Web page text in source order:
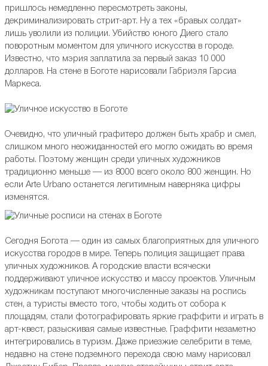
пришлось немедленно пересмотреть законы,
декриминализировать стрит-арт. Ну а тех «бравых солдат»
лишь уволили из полиции. Убийство юного Диего стало
поворотным моментом для уличного искусства в городе.
Известно, что мэрия заплатила за первый заказ 10 000
долларов. На стене в Боготе нарисовали Габриэля Гарсиа
Маркеса.
Очевидно, что уличный графитеро должен быть храбр и смел,
слишком много неожиданностей его могло ожидать во время
работы. Поэтому женщин среди уличных художников
традиционно меньше — из 8000 всего около 800 женщин. Но
если Arte Urbano останется легитимным наверняка цифры
изменятся.
Сегодня Богота — один из самых благоприятных для уличного
искусства городов в мире. Теперь полиция защищает права
уличных художников. А городские власти всячески
поддерживают уличное искусство и массу проектов. Уличным
художникам поступают многочисленные заказы на роспись
стен, а туристы вместо того, чтобы ходить от собора к
площадям, стали фотографировать яркие граффити и играть в
арт-квест, разыскивая самые известные. Граффити незаметно
интегрировались в туризм. Даже приезжие селебрити в теме,
недавно на стене подземного перехода свою маму нарисовал